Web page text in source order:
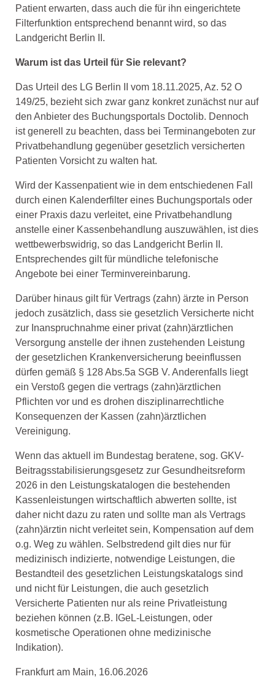
Patient erwarten, dass auch die für ihn eingerichtete
Filterfunktion entsprechend benannt wird, so das
Landgericht Berlin II.
Warum ist das Urteil für Sie relevant?
Das Urteil des LG Berlin II vom 18.11.2025, Az. 52 O
149/25, bezieht sich zwar ganz konkret zunächst nur auf
den Anbieter des Buchungsportals Doctolib. Dennoch
ist generell zu beachten, dass bei Terminangeboten zur
Privatbehandlung gegenüber gesetzlich versicherten
Patienten Vorsicht zu walten hat.
Wird der Kassenpatient wie in dem entschiedenen Fall
durch einen Kalenderfilter eines Buchungsportals oder
einer Praxis dazu verleitet, eine Privatbehandlung
anstelle einer Kassenbehandlung auszuwählen, ist dies
wettbewerbswidrig, so das Landgericht Berlin II.
Entsprechendes gilt für mündliche telefonische
Angebote bei einer Terminvereinbarung.
Darüber hinaus gilt für Vertrags (zahn) ärzte in Person
jedoch zusätzlich, dass sie gesetzlich Versicherte nicht
zur Inanspruchnahme einer privat (zahn)ärztlichen
Versorgung anstelle der ihnen zustehenden Leistung
der gesetzlichen Krankenversicherung beeinflussen
dürfen gemäß § 128 Abs.5a SGB V. Anderenfalls liegt
ein Verstoß gegen die vertrags (zahn)ärztlichen
Pflichten vor und es drohen disziplinarrechtliche
Konsequenzen der Kassen (zahn)ärztlichen
Vereinigung.
Wenn das aktuell im Bundestag beratene, sog. GKV-
Beitragsstabilisierungsgesetz zur Gesundheitsreform
2026 in den Leistungskatalogen die bestehenden
Kassenleistungen wirtschaftlich abwerten sollte, ist
daher nicht dazu zu raten und sollte man als Vertrags
(zahn)ärztin nicht verleitet sein, Kompensation auf dem
o.g. Weg zu wählen. Selbstredend gilt dies nur für
medizinisch indizierte, notwendige Leistungen, die
Bestandteil des gesetzlichen Leistungskatalogs sind
und nicht für Leistungen, die auch gesetzlich
Versicherte Patienten nur als reine Privatleistung
beziehen können (z.B. IGeL-Leistungen, oder
kosmetische Operationen ohne medizinische
Indikation).
Frankfurt am Main, 16.06.2026